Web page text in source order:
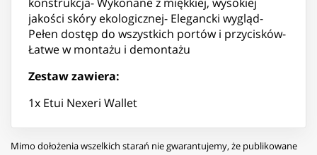
jakości skóry ekologicznej- Elegancki wygląd-
Pełen dostęp do wszystkich portów i przycisków-
Łatwe w montażu i demontażu
Zestaw zawiera:
1x Etui Nexeri Wallet
Mimo dołożenia wszelkich starań nie gwarantujemy, że publikowane